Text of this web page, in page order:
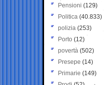
Pensioni (129)
Politica (40.833)
polizia (253)
Porto (12)
povertà (502)
Presepe (14)
Primarie (149)